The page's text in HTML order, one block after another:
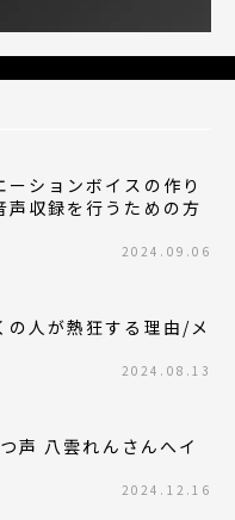
ーションボイスの作り
声収録を行うための方
2024.09.06
の人が熱狂する理由/メ
2024.08.13
声 八雲れんさんへイ
2024.12.16